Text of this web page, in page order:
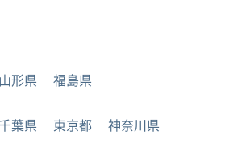
山形県 福島県
千葉県 東京都
神奈川県